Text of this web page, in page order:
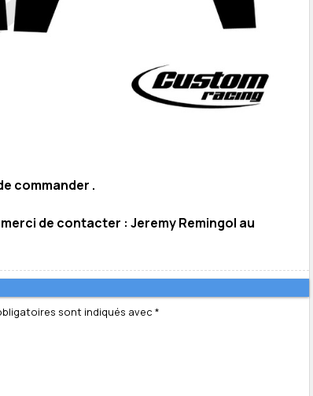
commander .
de contacter : Jeremy Remingol au
sont indiqués avec *